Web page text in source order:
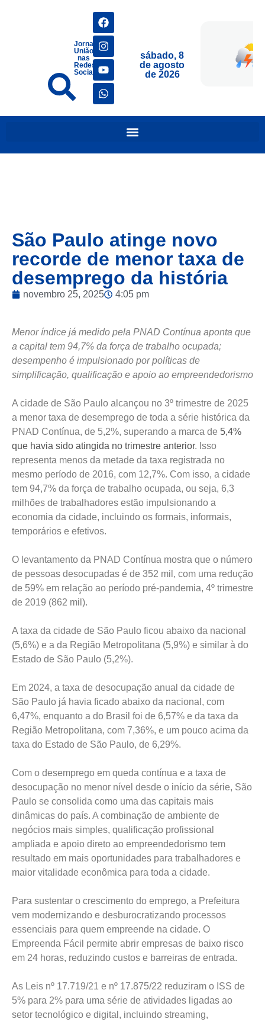
Jornais
União
nas
Redes
Sociais
sábado, 8
de agosto
de 2026
São Paulo atinge novo
recorde de menor taxa de
desemprego da história
novembro 25, 2025 4:05 pm
Menor índice já medido pela PNAD Contínua aponta que
a capital tem 94,7% da força de trabalho ocupada;
desempenho é impulsionado por políticas de
simplificação, qualificação e apoio ao empreendedorismo
A cidade de São Paulo alcançou no 3º trimestre de 2025
a menor taxa de desemprego de toda a série histórica da
PNAD Contínua, de 5,2%, superando a marca de 5,4%
que havia sido atingida no trimestre anterior. Isso
representa menos da metade da taxa registrada no
mesmo período de 2016, com 12,7%. Com isso, a cidade
tem 94,7% da força de trabalho ocupada, ou seja, 6,3
milhões de trabalhadores estão impulsionando a
economia da cidade, incluindo os formais, informais,
temporários e efetivos.
O levantamento da PNAD Contínua mostra que o número
de pessoas desocupadas é de 352 mil, com uma redução
de 59% em relação ao período pré-pandemia, 4º trimestre
de 2019 (862 mil).
A taxa da cidade de São Paulo ficou abaixo da nacional
(5,6%) e a da Região Metropolitana (5,9%) e similar à do
Estado de São Paulo (5,2%).
Em 2024, a taxa de desocupação anual da cidade de
São Paulo já havia ficado abaixo da nacional, com
6,47%, enquanto a do Brasil foi de 6,57% e da taxa da
Região Metropolitana, com 7,36%, e um pouco acima da
taxa do Estado de São Paulo, de 6,29%.
Com o desemprego em queda contínua e a taxa de
desocupação no menor nível desde o início da série, São
Paulo se consolida como uma das capitais mais
dinâmicas do país. A combinação de ambiente de
negócios mais simples, qualificação profissional
ampliada e apoio direto ao empreendedorismo tem
resultado em mais oportunidades para trabalhadores e
maior vitalidade econômica para toda a cidade.
Para sustentar o crescimento do emprego, a Prefeitura
vem modernizando e desburocratizando processos
essenciais para quem empreende na cidade. O
Empreenda Fácil permite abrir empresas de baixo risco
em 24 horas, reduzindo custos e barreiras de entrada.
As Leis nº 17.719/21 e nº 17.875/22 reduziram o ISS de
5% para 2% para uma série de atividades ligadas ao
setor tecnológico e digital, incluindo streaming,